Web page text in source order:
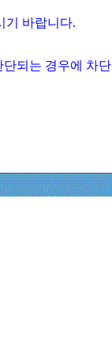
기 바랍니다.
단되는 경우에 차단